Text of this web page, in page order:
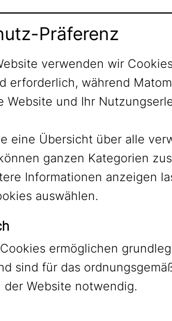
Präferenz
verwenden wir
erforderlich, während
Website und Ihr
eine Übersicht über alle
ganzen Kategorien
Informationen anzeigen
auswählen.
ermöglichen
sind für das
der Website notwendig.